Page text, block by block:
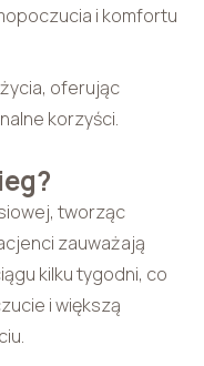
i komfortu
oferując
korzyści.
tworząc
zauważają
kilku tygodni, co
i większą